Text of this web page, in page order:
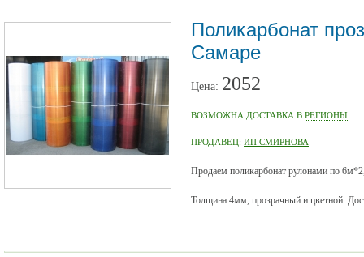
Поликарбонат
Самаре
Цена: 2052
ВОЗМОЖНА ДОСТАВКА В РЕГИОНЫ
ПРОДАВЕЦ: ИП СМИРНОВА
Продаем поликарбонат рулонами по
Толщина 4мм, прозрачный и цветной.